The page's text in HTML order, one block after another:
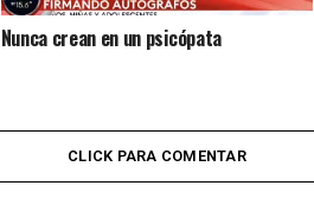
Nunca crean en un psicópata
CLICK PARA COMENTAR